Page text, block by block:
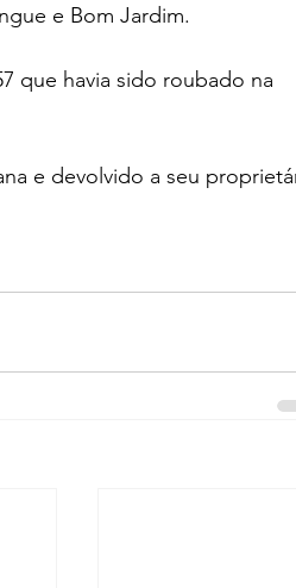
e Bom Jardim.
que havia sido roubado na
e devolvido a seu